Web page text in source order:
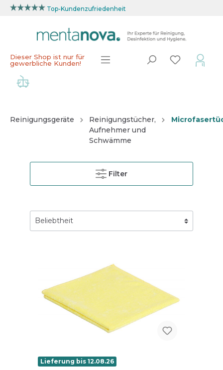
Top-Kundenzufriedenheit
Dieser Shop ist nur für
gewerbliche Kunden!
Reinigungsgeräte
Reinigungstücher,
Aufnehmer und
Schwämme
Filter
Lieferung bis 12.08.26